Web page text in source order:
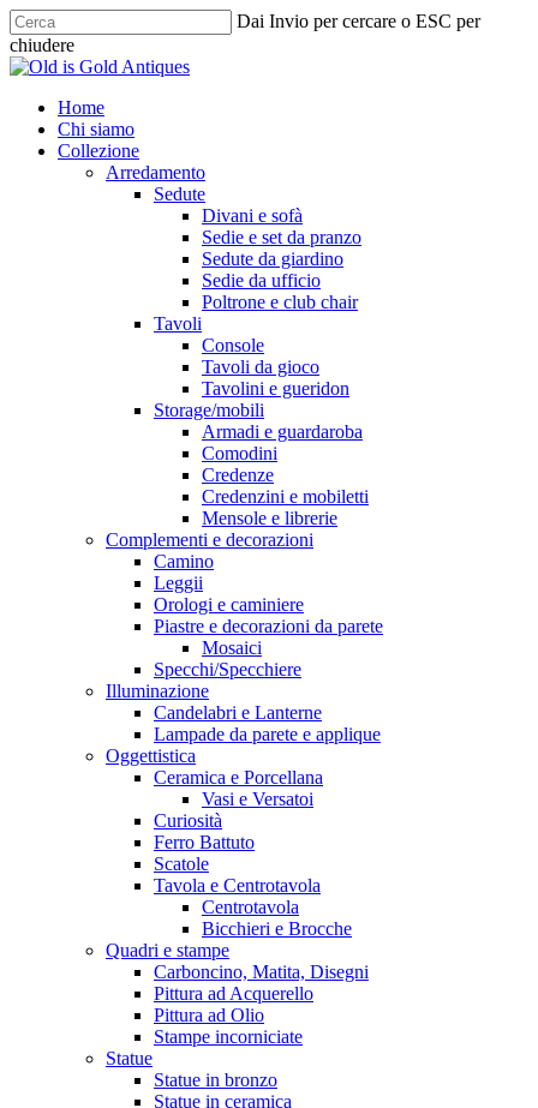
Skip
to
main
Dai Invio per cercare o ESC per
chiudere
Chiudi
cerca
Menu
Home
Chi siamo
Collezione
Arredamento
Sedute
Divani e sofà
Sedie e set da pranzo
Sedute da giardino
Sedie da ufficio
Poltrone e club chair
Tavoli
Console
Tavoli da gioco
Tavolini e gueridon
Storage/mobili
Armadi e guardaroba
Comodini
Credenze
Credenzini e mobiletti
Mensole e librerie
Complementi e decorazioni
Camino
Leggii
Orologi e caminiere
Piastre e decorazioni da parete
Mosaici
Specchi/Specchiere
Illuminazione
Candelabri e Lanterne
Lampade da parete e applique
Oggettistica
Ceramica e Porcellana
Vasi e Versatoi
Curiosità
Ferro Battuto
Scatole
Tavola e Centrotavola
Centrotavola
Bicchieri e Brocche
Quadri e stampe
Carboncino, Matita, Disegni
Pittura ad Acquerello
Pittura ad Olio
Stampe incorniciate
Statue
Statue in bronzo
Statue in ceramica